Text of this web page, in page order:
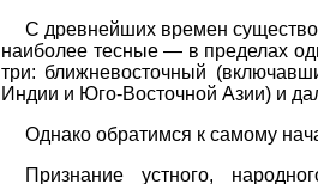
С древнейших времен
наиболее тесные — в пределах
три: ближневосточный
Индии и Юго-Восточной Азии) и
Однако обратимся к самому
Признание устного,